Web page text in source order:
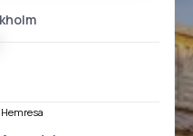
Hemresa